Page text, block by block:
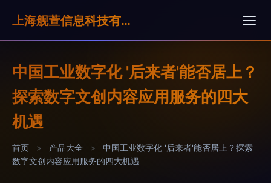
上海舰萱信息科技有限公司
中国工业数字化 '后来者'能否居上？
探索数字文创内容应用服务的四大
机遇
首页 > 产品大全 >
中国工业数字化 '后来者'能否居上？探索
数字文创内容应用服务的四大机遇